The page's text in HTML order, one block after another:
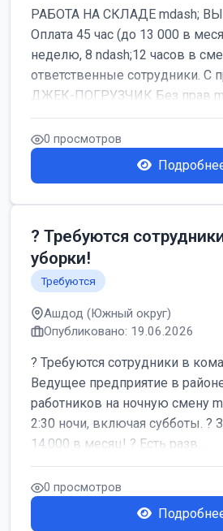
РАБОТА НА СКЛАДЕ mdash;
Оплата 45 час (до 13 000 в
неделю, 8 ndash;12 часов в
ответственные сотрудники. С
ДЖЕК-ПОГРУЗЧИК Без прав
0 просмотров
? Требуются
уборки!
Требуются
Ашдод (Южный округ)
Опубликовано: 19.06.2026
? Требуются сотрудники в
Ведущее предприятие в
работников на ночную смену
2:30 ночи, включая субботы. ?
14,000 в месяц! ? Есть разв...
0 просмотров